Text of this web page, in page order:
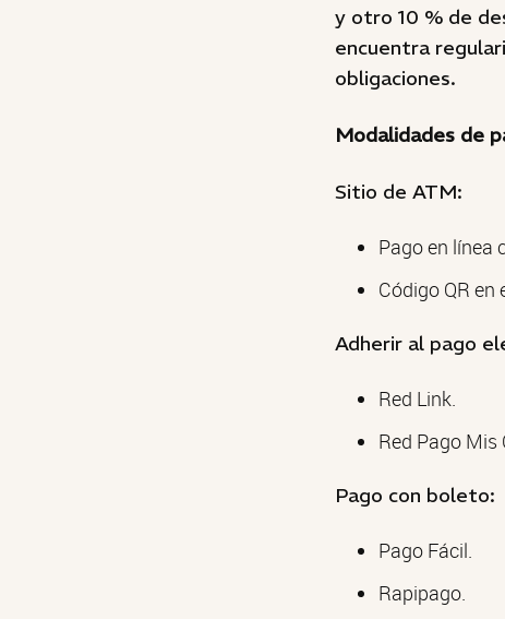
y otro 10 % de
encuentra
obligaciones.
Modalidades de
Sitio de ATM:
Pago en línea
Código QR en
Adherir al pago
Red Link.
Red Pago Mis
Pago con boleto:
Pago Fácil.
Rapipago.